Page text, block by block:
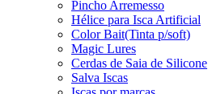
Pincho Arremesso
Hélice para Isca Artificial
Color Bait(Tinta p/soft)
Magic Lures
Cerdas de Saia de Silicone
Salva Iscas